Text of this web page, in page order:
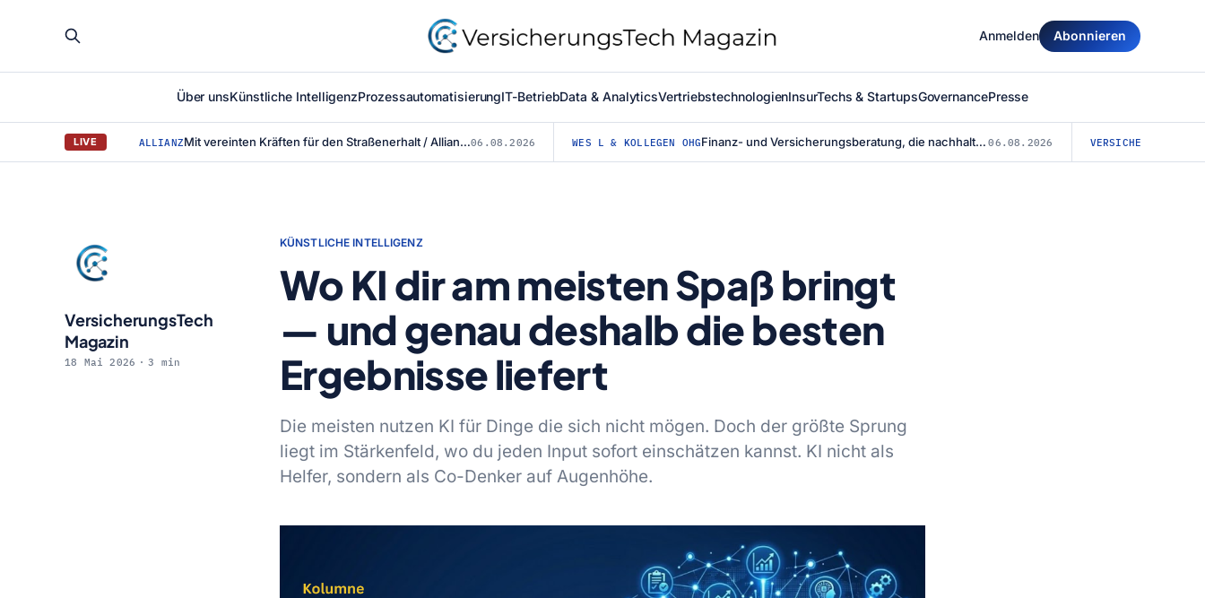
Über unsKünstliche IntelligenzProzessautomatisierungIT-BetriebData & AnalyticsVertriebstechnologienInsurTechs & StartupsGovernancePresse
Anmelden Abonnieren
LIVE ALLIANZ Mit vereinten Kräften für den Straßenerhalt / Allianz für #BESSERESTRASSEN ge...06.08.2026 WES L & KOLLEGEN OHG Finanz- und Versicherungsberatung, die nachhaltig überzeugt: Warum die Agentu... 06.08.2026 VERSICHERUNG
KÜNSTLICHE INTELLIGENZ
Wo KI dir am meisten Spaß bringt
— und genau deshalb die besten
Ergebnisse liefert
Die meisten nutzen KI für Dinge die sich nicht mögen. Doch der größte Sprung
liegt im Stärkenfeld, wo du jeden Input sofort einschätzen kannst. KI nicht als
Helfer, sondern als Co-Denker auf Augenhöhe.
VersicherungsTech
Magazin
18 Mai 2026 3 min